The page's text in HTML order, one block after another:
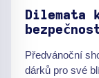
Dilemata
Předvánoční
dárků pro své